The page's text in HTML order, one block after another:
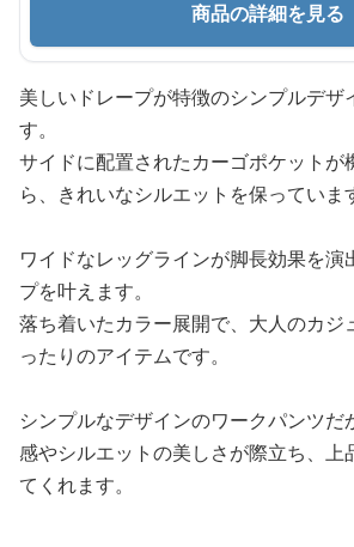
商品の詳細を見る
美しいドレープが特徴のシンプルデザ
す。
サイドに配置されたカーゴポケットが
ら、きれいなシルエットを保っていま
ワイドなレッグラインが脚長効果を演
プを叶えます。
落ち着いたカラー展開で、大人のカジ
ったりのアイテムです。
シンプルなデザインのワークパンツだ
感やシルエットの美しさが際立ち、上
てくれます。